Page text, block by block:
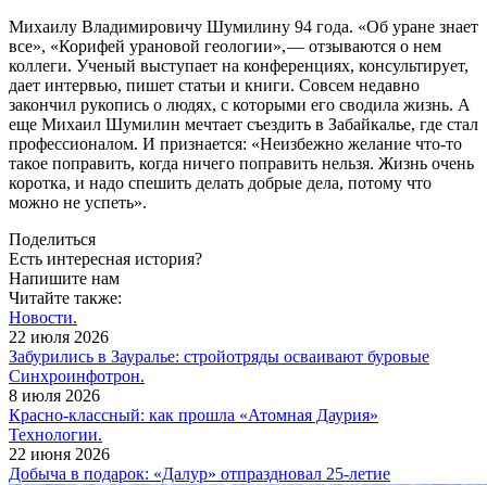
Михаилу Владимировичу Шумилину 94 года. «Об уране знает
все», «Корифей урановой геологии», — ​отзываются о нем
коллеги. Ученый выступает на конференциях, консультирует,
дает интервью, пишет статьи и книги. Совсем недавно
закончил рукопись о людях, с которыми его сводила жизнь. А
еще Михаил Шумилин мечтает съездить в Забайкалье, где стал
профессионалом. И признается: «Неизбежно желание что-то
такое поправить, когда ничего поправить нельзя. Жизнь очень
коротка, и надо спешить делать добрые дела, потому что
можно не успеть».
Поделиться
Есть интересная история?
Напишите нам
Читайте также:
Новости.
22 июля 2026
Забурились в Зауралье: стройотряды осваивают буровые
Синхроинфотрон.
8 июля 2026
Красно-классный: как прошла «Атомная Даурия»
Технологии.
22 июня 2026
Добыча в подарок: «Далур» отпраздновал 25‑летие